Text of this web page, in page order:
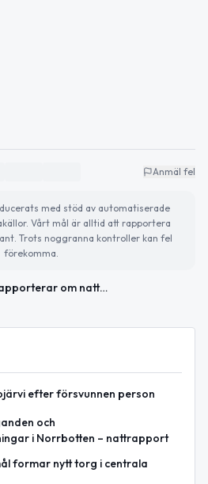
Anmäl fel
med stöd av automatiserade
Vårt mål är alltid att rapportera
Trots noggranna kontroller kan fel
förekomma.
Polisen rapporterar om nattens händelser i Norrbotten
efter försvunnen person
och
i Norrbotten – nattrapport
formar nytt torg i centrala